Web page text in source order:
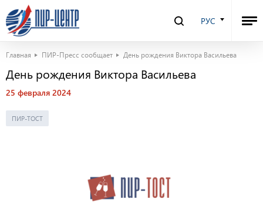
РУС
Главная ПИР-Пресс сообщает День рождения Виктора Васильева
День рождения Виктора Васильева
25 февраля 2024
ПИР-ТОСТ